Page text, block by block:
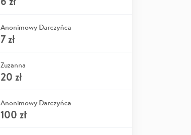
Anonimowy Darczyńca
7zł
Zuzanna
20 zł
Anonimowy Darczyńca
100 zł